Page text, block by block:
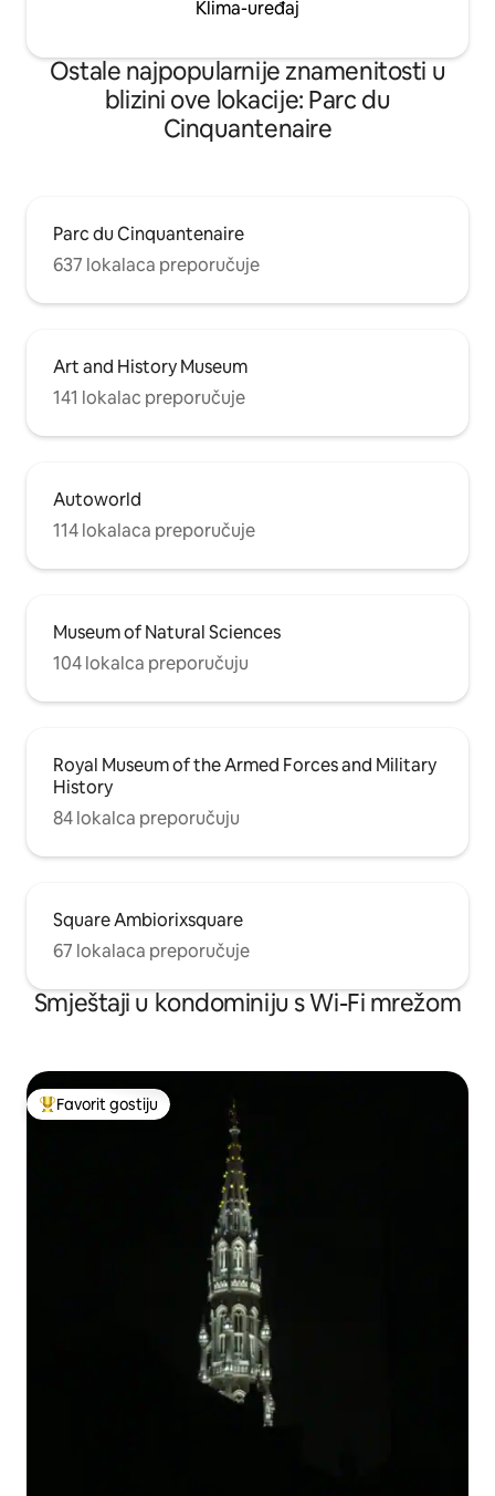
Klima-uređaj
Ostale najpopularnije znamenitosti u
blizini ove lokacije: Parc du
Cinquantenaire
Parc du Cinquantenaire
637 lokalaca preporučuje
Art and History Museum
141 lokalac preporučuje
Autoworld
114 lokalaca preporučuje
Museum of Natural Sciences
104 lokalca preporučuju
Royal Museum of the Armed Forces and Military
History
84 lokalca preporučuju
Square Ambiorixsquare
67 lokalaca preporučuje
Smještaji u kondominiju s Wi-Fi mrežom
Glavni favorit gostiju
Favorit gostiju